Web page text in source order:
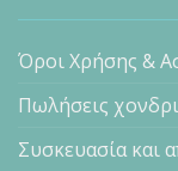
Όροι Χρήσης &
Πωλήσεις
Συσκευασία και